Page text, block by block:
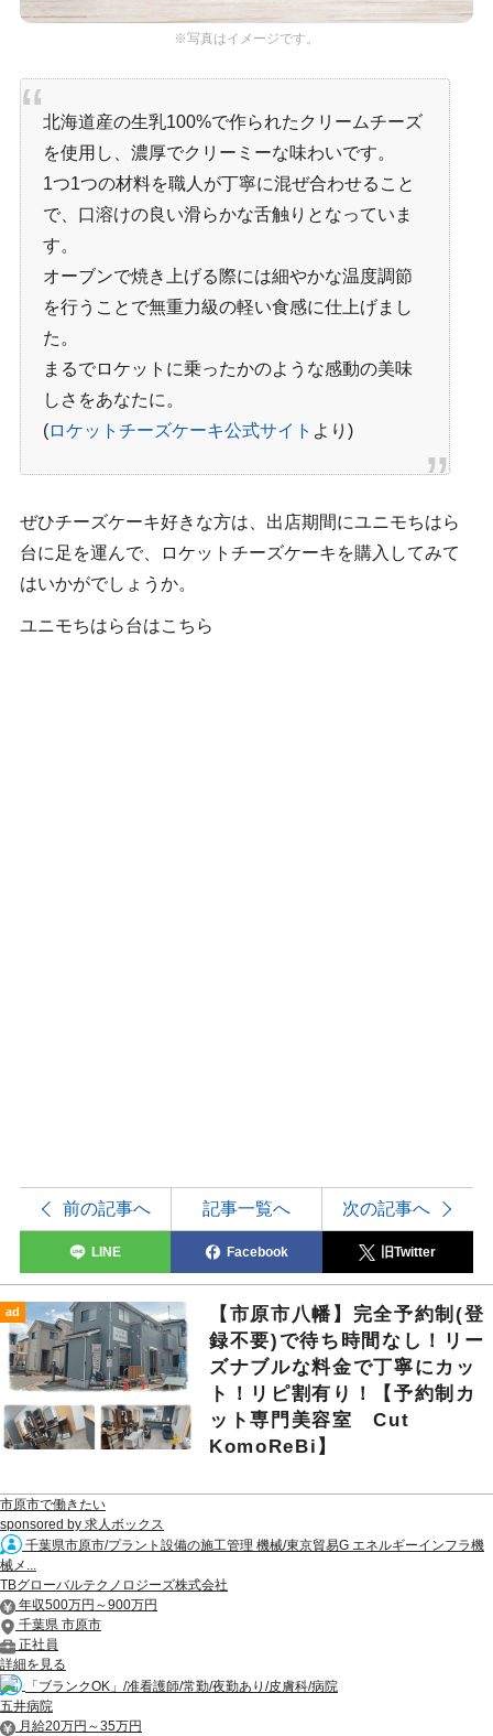
※写真はイメージです。
北海道産の生乳100%で作られたクリームチーズ
を使用し、濃厚でクリーミーな味わいです。
1つ1つの材料を職人が丁寧に混ぜ合わせること
で、口溶けの良い滑らかな舌触りとなっていま
す。
オーブンで焼き上げる際には細やかな温度調節
を行うことで無重力級の軽い食感に仕上げまし
た。
まるでロケットに乗ったかのような感動の美味
しさをあなたに。
(ロケットチーズケーキ公式サイト より)
ぜひチーズケーキ好きな方は、出店期間にユニモちはら
台に足を運んで、ロケットチーズケーキを購入してみて
はいかがでしょうか。
ユニモちはら台はこちら
前の記事へ 記事一覧へ 次の記事へ
LINE Facebook 旧Twitter
ad
【市原市八幡】完全予約制(登
録不要)で待ち時間なし！リー
ズナブルな料金で丁寧にカッ
ト！リピ割有り！【予約制カ
ット専門美容室 Cut
KomoReBi】
市原市で働きたい
sponsored by 求人ボックス
千葉県市原市/プラント設備の施工管理 機械/東京貿易G エネルギーインフラ機
械メ...
TBグローバルテクノロジーズ株式会社
年収500万円～900万円
千葉県 市原市
正社員
詳細を見る
「ブランクOK」/准看護師/常勤/夜勤あり/皮膚科/病院
五井病院
月給20万円～35万円